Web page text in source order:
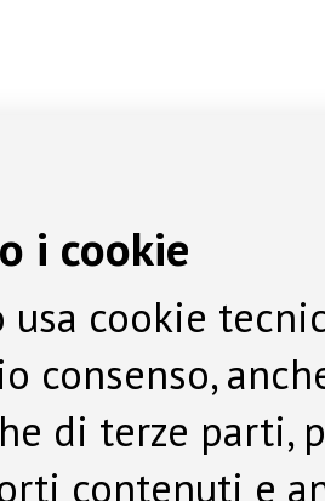
i cookie
usa cookie
consenso,
di terze parti,
contenuti e